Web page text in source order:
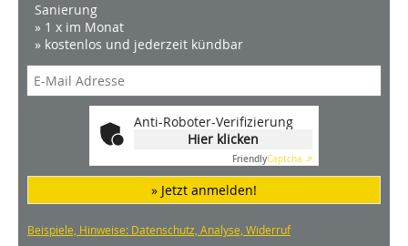
Sanierung
» 1 x im Monat
» kostenlos und jederzeit kündbar
Anti-Roboter-Verifizierung
Hier klicken
FriendlyCaptcha ⇗
» Jetzt anmelden!
Beispiele, Hinweise: Datenschutz, Analyse, Widerruf